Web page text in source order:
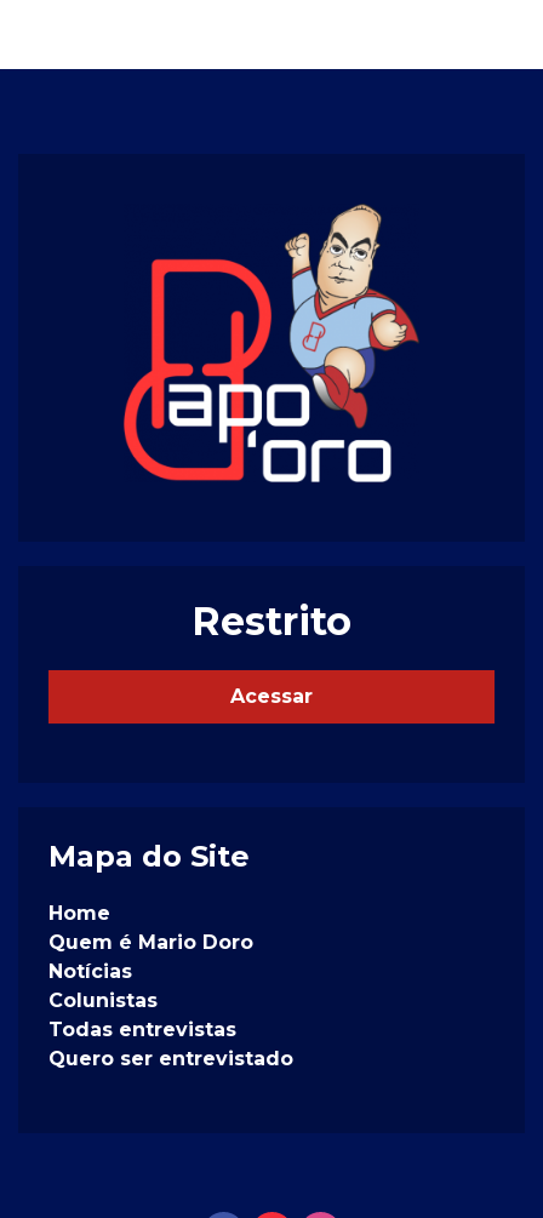
Restrito
Acessar
Mapa do Site
Home
Quem é Mario Doro
Notícias
Colunistas
Todas entrevistas
Quero ser entrevistado